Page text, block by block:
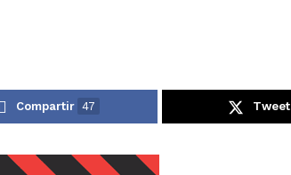
Compartir 47 Tweet